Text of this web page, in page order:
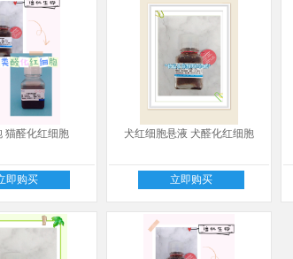
猫醛化红细胞
即购买
犬红细胞悬液 犬醛化红细胞
立即购买